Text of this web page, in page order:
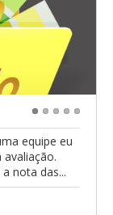
equipe eu
nota das...